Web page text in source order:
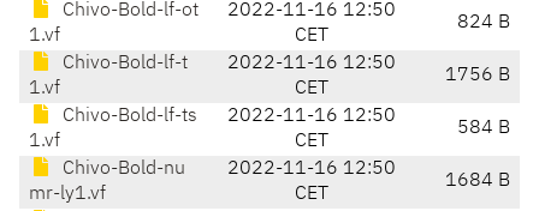
Chivo-Bold-lf-ot
1.vf
2022-11-16 12:50
CET
824 B
Chivo-Bold-lf-t
1.vf
2022-11-16 12:50
CET
1756 B
Chivo-Bold-lf-ts
1.vf
2022-11-16 12:50
CET
584 B
Chivo-Bold-nu
mr-ly1.vf
2022-11-16 12:50
CET
1684 B